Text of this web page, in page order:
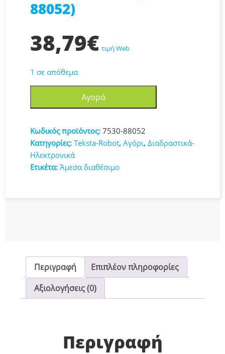
88052)
38,79€ τιμή Web
1 σε απόθεμα
Τηλεκατευθυνόμενο
Kombat
(7530-
88052)
ποσότητα
Αγορά
Κωδικός προϊόντος: 7530-88052
Κατηγορίες: Teksta-Robot, Αγόρι, Διαδραστικά-
Ηλεκτρονικά
Ετικέτα: Άμεσα διαθέσιμο
Περιγραφή
Επιπλέον πληροφορίες
Αξιολογήσεις (0)
Περιγραφή